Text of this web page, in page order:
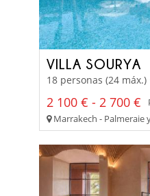
VILLA SOURYA
18 personas (24
2 100 € - 2 700 €
Marrakech - Palmeraie